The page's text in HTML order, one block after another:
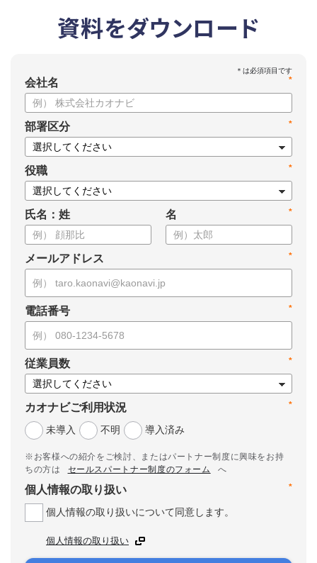
資料をダウンロード
*
会社名
*
部署区分
*
役職
氏名：姓 *
名
*
メールアドレス
*
電話番号
*
従業員数
*
カオナビご利用状況
未導入
不明 導入済み
※お客様への紹介をご検討、またはパートナー制度に興味をお持
ちの方は
セールスパートナー制度のフォーム
へ
*
個人情報の取り扱い
個人情報の取り扱いについて同意します。
個人情報の取り扱い